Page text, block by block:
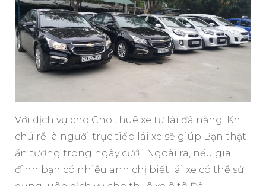
Với dịch vụ cho Cho thuê xe tự lái đà nẵng . Khi
chú rể là người trực tiếp lái xe sẽ giúp Bạn thật
ấn tượng trong ngày cưới. Ngoài ra, nếu gia
đình bạn có nhiều anh chị biết lái xe có thể sử